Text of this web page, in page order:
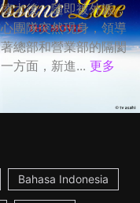
太後，隨即被外派，
團隊突然現身，領導
總部和營業部的隔閡
方面，新進... 更多
Bahasa Indonesia